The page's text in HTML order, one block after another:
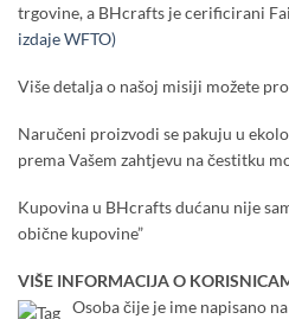
trgovine, a BHcrafts je cerificirani
izdaje WFTO)
Više detalja o našoj misiji možete
Naručeni proizvodi se pakuju u
prema Vašem zahtjevu na čestitku
Kupovina u BHcrafts dućanu nije
obične kupovine”
VIŠE INFORMACIJA O
Osoba čije je ime napisano